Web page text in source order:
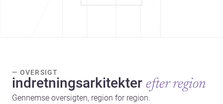
— OVERSIGT
indretningsarkitekter efter region
Gennemse oversigten, region for region.